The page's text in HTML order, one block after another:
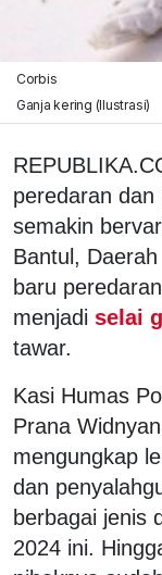
Corbis
Ganja kering (Ilustrasi)
peredaran dan
semakin
Bantul,
baru
menjadi selai
tawar.
Kasi Humas
Prana
mengungkap
dan
berbagai jenis
2024 ini.